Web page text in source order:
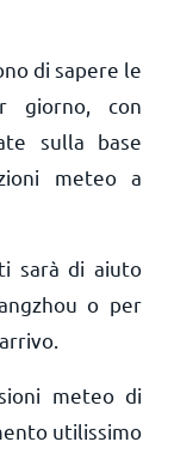
di sapere le
giorno, con
sulla base
meteo a
sarà di aiuto
o per
meteo di
utilissimo